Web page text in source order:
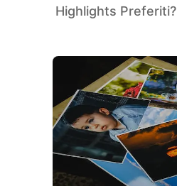
Highlights Preferiti?